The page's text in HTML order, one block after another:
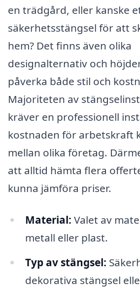
en trädgård, eller kanske
säkerhetsstängsel för att
hem? Det finns även olika
designalternativ och
påverka både stil och
Majoriteten av
kräver en professionell
kostnaden för arbetskraft
mellan olika företag.
att alltid hämta flera
kunna jämföra priser.
Material: Valet av
metall eller plast.
Typ av stängsel:
dekorativa stängsel